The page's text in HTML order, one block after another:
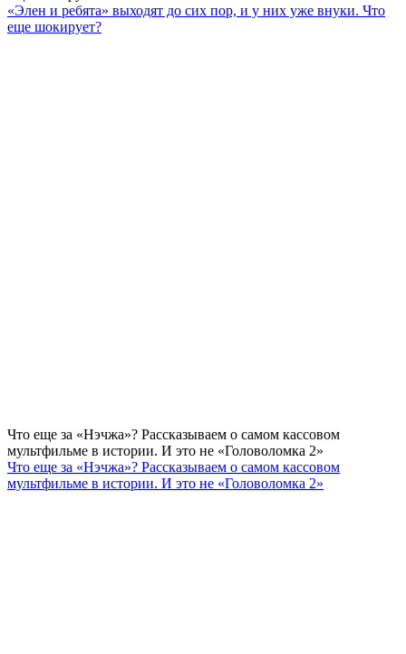
«Элен и ребята» выходят до сих пор, и у них уже внуки. Что
еще шокирует?
Что еще за «Нэчжа»? Рассказываем о самом кассовом
мультфильме в истории. И это не «Головоломка 2»
Что еще за «Нэчжа»? Рассказываем о самом кассовом
мультфильме в истории. И это не «Головоломка 2»